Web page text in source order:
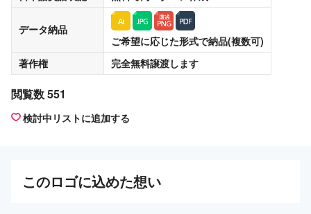
データ納品
ご希望に応じた形式で納品(複数可)
著作権
完全無料譲渡します
閲覧数 551
検討中リストに追加する
このロゴに込めた想い